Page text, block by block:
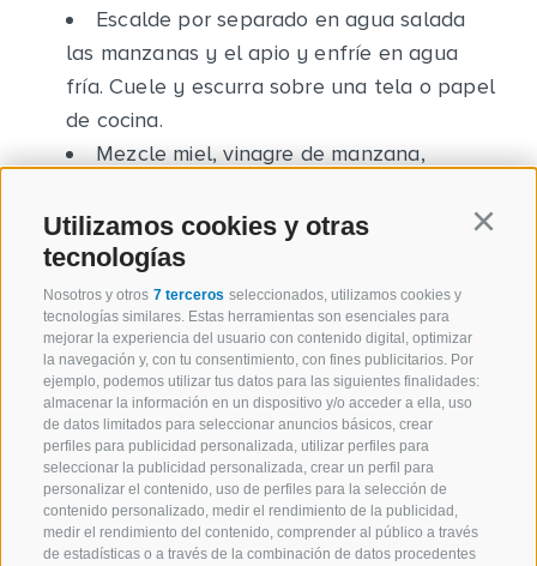
Utilizamos cookies y otras
tecnologías
Nosotros y otros 7 terceros seleccionados, utilizamos cookies y
tecnologías similares. Estas herramientas son esenciales para
mejorar la experiencia del usuario con contenido digital, optimizar
la navegación y, con tu consentimiento, con fines publicitarios. Por
ejemplo, podemos utilizar tus datos para las siguientes finalidades:
almacenar la información en un dispositivo y/o acceder a ella, uso
de datos limitados para seleccionar anuncios básicos, crear
perfiles para publicidad personalizada, utilizar perfiles para
seleccionar la publicidad personalizada, crear un perfil para
personalizar el contenido, uso de perfiles para la selección de
contenido personalizado, medir el rendimiento de la publicidad,
medir el rendimiento del contenido, comprender al público a través
de estadísticas o a través de la combinación de datos procedentes
Escalde por separado en agua salada
las manzanas y el apio y enfríe en agua
fría. Cuele y escurra sobre una tela o papel
de cocina.
Mezcle miel, vinagre de manzana,
el aliño.
Pele la cebolla, córtela en dados
pequeños y añádala al aliño. Aderece la
ensalada con este aliño y deje reposar un
poco.
Presentación
Tueste las nueces en una sartén con un
poco de aceite. Disponga la ensalada en